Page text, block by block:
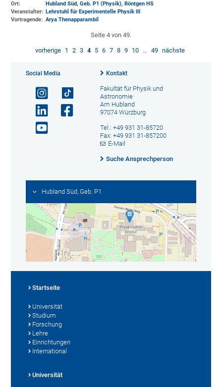
Ort:
Hubland Süd, Geb. P1 (Physik), Röntgen HS
Veranstalter: Lehrstuhl für Experimentelle Physik III
Vortragende: Arya Thenapparambil
Seite 4 von 49.
vorherige 1 2 3 4 5 6 7 8 9 10 … 49 nächste
Social Media Kontakt
Fakultät für Physik und
Astronomie
Am Hubland
97074 Würzburg
Tel.: +49 931 31-85720
Fax: +49 931 31-857200
E-Mail
Suche Ansprechperson
Hubland Süd, Geb. P1
Startseite
Universität
Studium
Forschung
Lehre
Einrichtungen
International
Universität